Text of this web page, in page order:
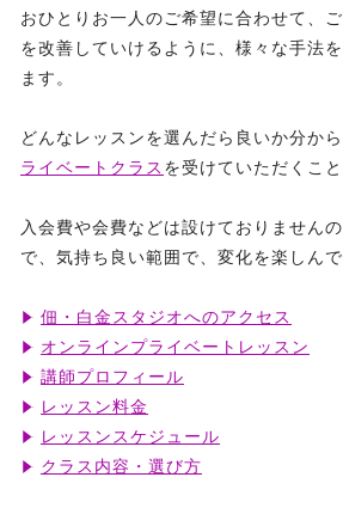
おひとりお一人のご希望に合わせて、
を改善していけるように、様々な手法
ます。
どんなレッスンを選んだら良いか分か
ライベートクラス を受けていただくこ
入会費や会費などは設けておりません
で、気持ち良い範囲で、変化を楽しんで
佃・白金スタジオへのアクセス
オンラインプライベートレッスン
講師プロフィール
レッスン料金
レッスンスケジュール
クラス内容・選び方